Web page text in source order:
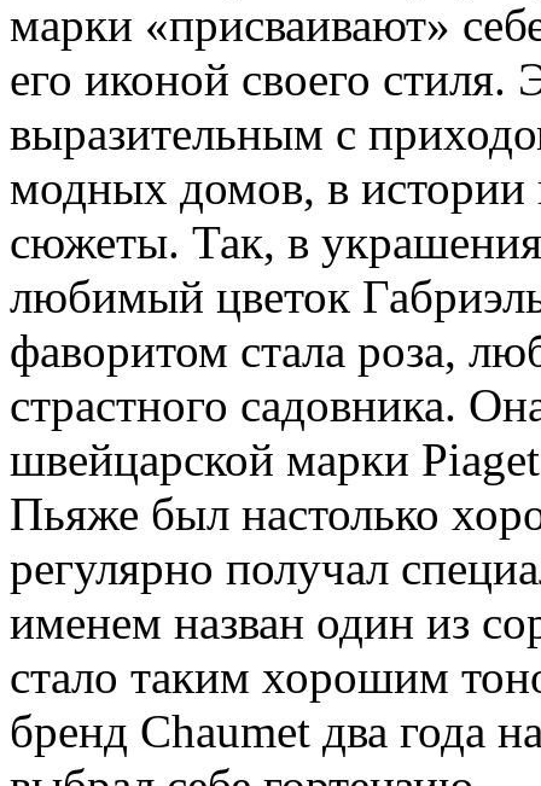
марки «присваивают»
его иконой своего стиля.
выразительным с
модных домов, в истории
сюжеты. Так, в
любимый цветок
фаворитом стала роза,
страстного садовника.
швейцарской марки
Пьяже был настолько
регулярно получал
именем назван один из
стало таким хорошим
бренд Chaumet два года